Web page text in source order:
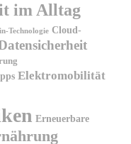
im Alltag
Technologie Cloud-
Elektromobilität
Erneuerbare